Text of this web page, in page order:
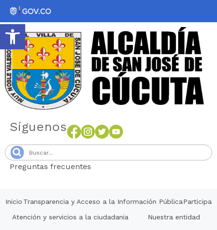
Abrir barra de herramientas
Síguenos
Preguntas frecuentes
Inicio Transparencia y Acceso a la Información PúblicaParticipa
Atención y servicios a la ciudadania
Nuestra entidad